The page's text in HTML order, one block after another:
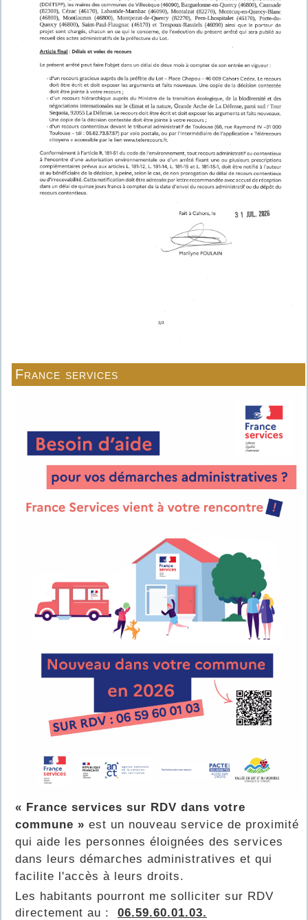
France services
« France services sur RDV dans votre
commune » est un nouveau service de proximité
qui aide les personnes éloignées des services
dans leurs démarches administratives et qui
facilite l'accès à leurs droits.
Les habitants pourront me solliciter sur RDV
directement au : 06.59.60.01.03.